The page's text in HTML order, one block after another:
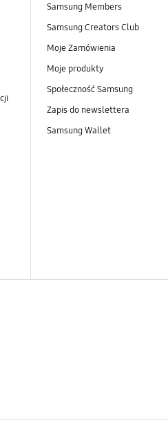
Samsung Members
Samsung Creators Club
Moje Zamówienia
Moje produkty
Społeczność Samsung
Zapis do newslettera
Samsung Wallet